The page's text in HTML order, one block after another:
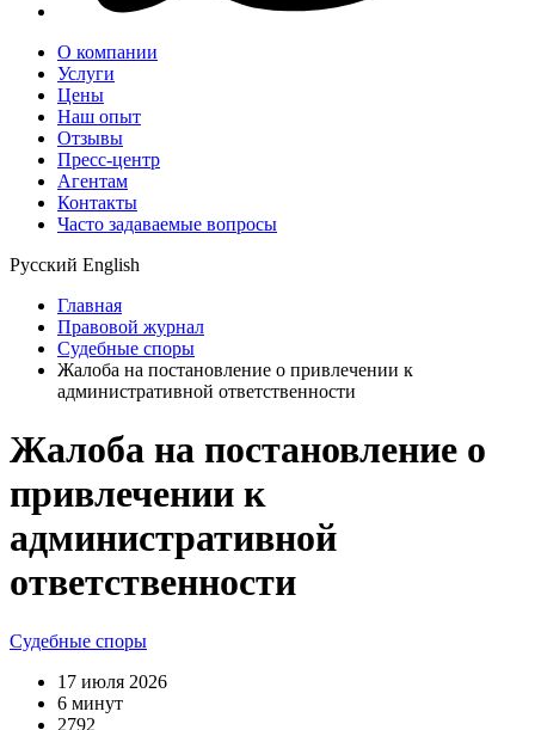
О компании
Услуги
Цены
Наш опыт
Отзывы
Пресс-центр
Агентам
Контакты
Часто задаваемые вопросы
Русский English
Главная
Правовой журнал
Судебные споры
Жалоба на постановление о привлечении к
административной ответственности
Жалоба на постановление о
привлечении к
административной
ответственности
Судебные споры
17 июля 2026
6 минут
2792